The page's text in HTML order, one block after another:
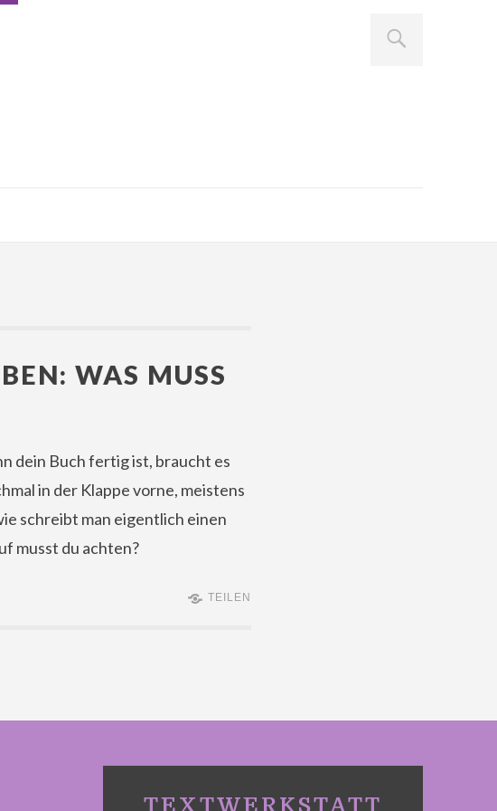
WAS MUSS
dein Buch fertig ist, braucht es
in der Klappe vorne, meistens
schreibt man eigentlich einen
musst du achten?
TEILEN
TEXTWERKSTATT